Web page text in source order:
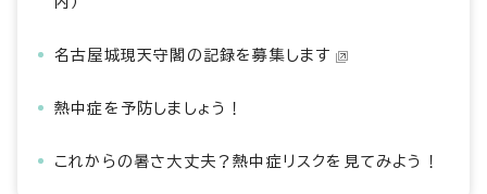
名古屋城現天守閣の記録を募集します
熱中症を予防しましょう！
これからの暑さ大丈夫？熱中症リスクを見てみよう！